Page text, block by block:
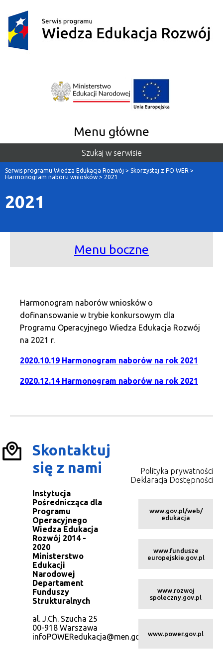
Menu główne
Szukaj w serwisie
Serwis programu Wiedza Edukacja Rozwój > Skorzystaj z PO WER >
Harmonogram naboru wniosków > 2021
2021
Menu boczne
Harmonogram naborów wniosków o
dofinansowanie w trybie konkursowym dla
Programu Operacyjnego Wiedza Edukacja Rozwój
na 2021 r.
2020.10.19 Harmonogram naborów na rok 2021
2020.12.14 Harmonogram naborów na rok 2021
Skontaktuj
się z nami
Instytucja
Pośrednicząca dla
Programu
Operacyjnego
Wiedza Edukacja
Rozwój 2014 -
2020
Ministerstwo
Edukacji
Narodowej
Departament
Funduszy
Strukturalnych
al. J.Ch. Szucha 25
00-918 Warszawa
infoPOWERedukacja@men.gov.pl
Polityka prywatności
Deklaracja Dostępności
www.gov.pl/web/
edukacja
www.fundusze
europejskie.gov.pl
www.rozwoj
spoleczny.gov.pl
www.power.gov.pl